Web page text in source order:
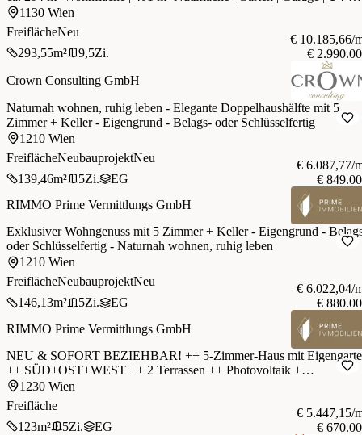
Nähe | Aufstockungsmöglichkeit | Jetzt € 2.990.000
1130 Wien
FreiflächeNeu
293,55m² 9,5Zi.
€ 10.185,66/
€
Crown Consulting GmbH
Naturnah wohnen, ruhig leben - Elegante Doppelhaushälfte mit 5
Zimmer + Keller - Eigengrund - Belags- oder Schlüsselfertig
1210 Wien
FreiflächeNeubauprojektNeu
139,46m² 5Zi. EG
€ 6.087,77/
€
RIMMO Prime Vermittlungs GmbH
Exklusiver Wohngenuss mit 5 Zimmer + Keller - Eigengrund -
oder Schlüsselfertig - Naturnah wohnen, ruhig leben
1210 Wien
FreiflächeNeubauprojektNeu
146,13m² 5Zi. EG
€ 6.022,04/
€
RIMMO Prime Vermittlungs GmbH
NEU & SOFORT BEZIEHBAR! ++ 5-Zimmer-Haus mit
++ SÜD+OST+WEST ++ 2 Terrassen ++ Photovoltaik +
Wärmepumpe ++ Küche ++ PKW Stellplatz ++ Nähe U6
Perfektastraße 1230 Wien ++
1230 Wien
Freifläche
123m² 5Zi. EG
€ 5.447,15/
€